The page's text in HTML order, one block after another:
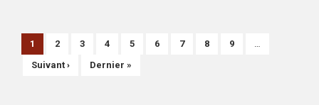
Pagination
Page
courante
1 Page
2 Page
3 Page
4 Page
5 Page
6 Page
7 Page
8 Page
9
…
Page
Suivant ›
Dernière
Dernier »